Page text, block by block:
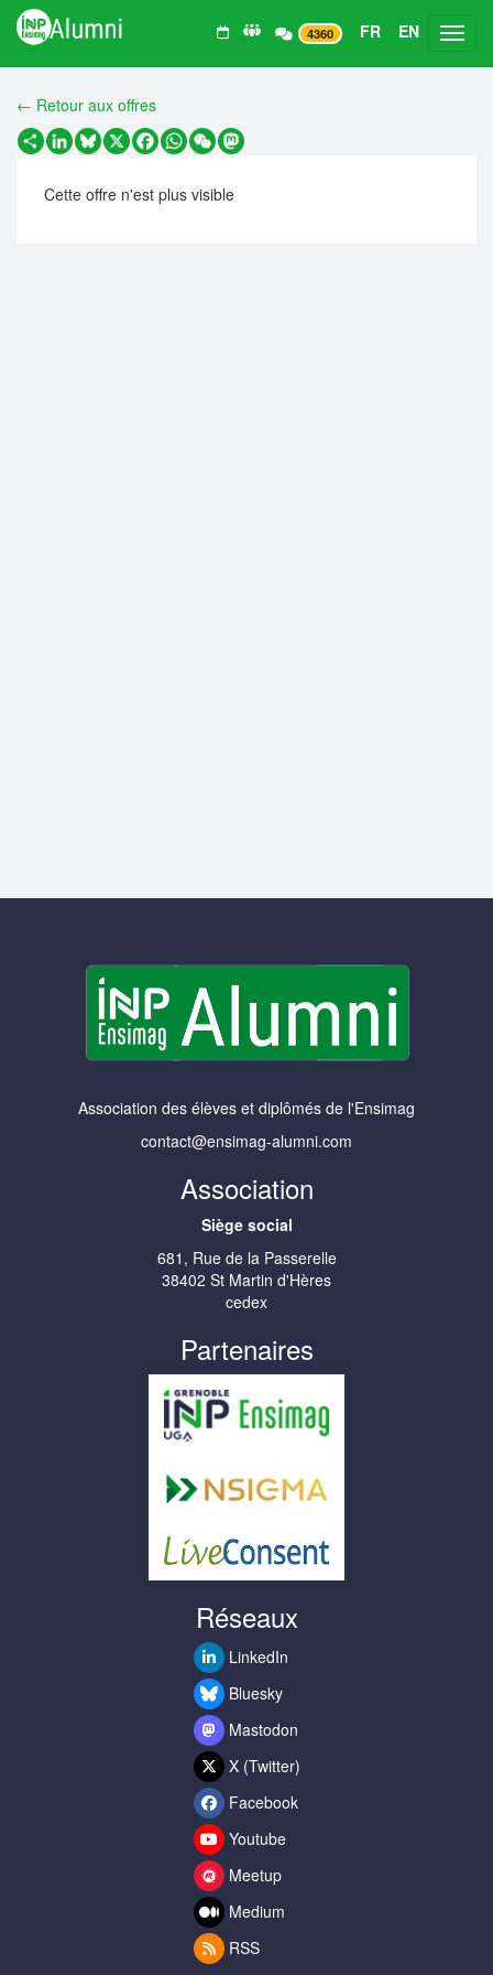
4360 FR EN
← Retour aux offres
PartagerLinkedIn
Bluesky
X Facebook
WhatsApp
WeChatMastodon
Cette offre n'est plus visible
Association des élèves et diplômés de l'Ensimag
contact@ensimag-alumni.com
Association
Siège social
681, Rue de la Passerelle
38402 St Martin d'Hères
cedex
Partenaires
Réseaux
LinkedIn
Bluesky
Mastodon
X (Twitter)
Facebook
Youtube
Meetup
Medium
RSS